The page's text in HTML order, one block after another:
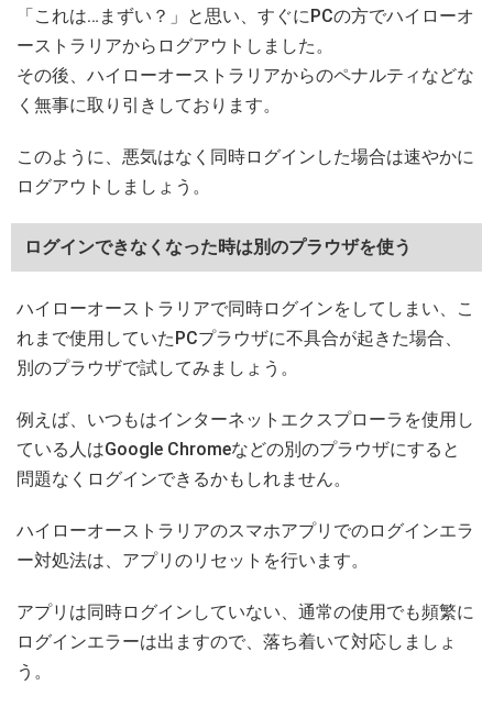
「これは…まずい？」と思い、すぐにPCの方でハイローオ
ーストラリアからログアウトしました。
その後、ハイローオーストラリアからのペナルティなどな
く無事に取り引きしております。
このように、悪気はなく同時ログインした場合は速やかに
ログアウトしましょう。
ログインできなくなった時は別のプラウザを使う
ハイローオーストラリアで同時ログインをしてしまい、こ
れまで使用していたPCプラウザに不具合が起きた場合、
別のプラウザで試してみましょう。
例えば、いつもはインターネットエクスプローラを使用し
ている人はGoogle Chromeなどの別のプラウザにすると
問題なくログインできるかもしれません。
ハイローオーストラリアのスマホアプリでのログインエラ
ー対処法は、アプリのリセットを行います。
アプリは同時ログインしていない、通常の使用でも頻繁に
ログインエラーは出ますので、落ち着いて対応しましょ
う。